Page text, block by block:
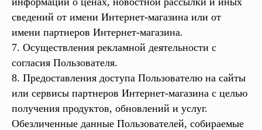
сведений от имени Интернет-магазина или от
имени партнеров Интернет-магазина.
7. Осуществления рекламной деятельности с
согласия Пользователя.
8. Предоставления доступа Пользователю на сайты
или сервисы партнеров Интернет-магазина с целью
получения продуктов, обновлений и услуг.
Обезличенные данные Пользователей, собираемые